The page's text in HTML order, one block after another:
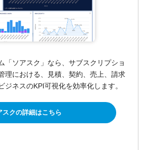
「ソアスク」なら、サブスクリプショ
理における、見積、契約、売上、請求
ジネスのKPI可視化を効率化します。
スクの詳細はこちら